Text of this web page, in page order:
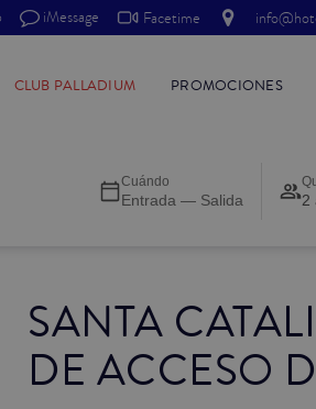
SANTA
DE ACCESO
iMessage Facetime
CLUB PALLADIUM PROMOCIONES
Cuándo
Entrada — Salida 2